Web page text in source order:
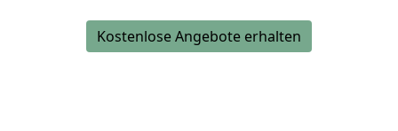
Kostenlose Angebote erhalten